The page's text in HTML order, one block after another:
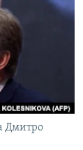
Дмитро